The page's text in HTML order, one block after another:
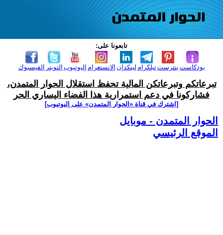
تابعونا على:
الفيسبوك التويتر اليوتيوب الانستغرام لينكدإن تيلكرامبنترست بودكاست
تبرعاتكم وتبرعاتكن المالية تحفظ استقلال الحوار المتمدن،
فشاركونا في دعم استمرارية هذا الفضاء اليساري الحر
[اشترك في قناة ‫«الحوار المتمدن» على اليوتيوب]
الحوار المتمدن - موبايل
الموقع الرئيسي